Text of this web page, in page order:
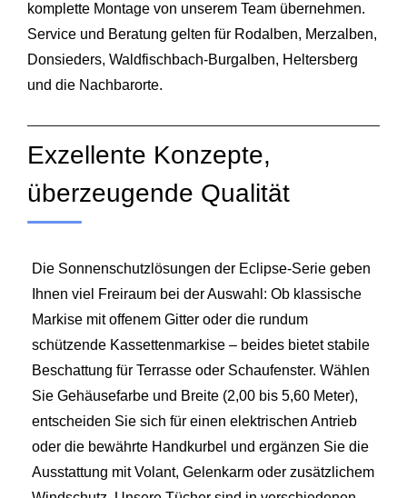
komplette Montage von unserem Team übernehmen.
Service und Beratung gelten für Rodalben, Merzalben,
Donsieders, Waldfischbach‑Burgalben, Heltersberg
und die Nachbarorte.
Exzellente Konzepte,
überzeugende Qualität
Die Sonnenschutzlösungen der Eclipse‑Serie geben
Ihnen viel Freiraum bei der Auswahl: Ob klassische
Markise mit offenem Gitter oder die rundum
schützende Kassettenmarkise – beides bietet stabile
Beschattung für Terrasse oder Schaufenster. Wählen
Sie Gehäusefarbe und Breite (2,00 bis 5,60 Meter),
entscheiden Sie sich für einen elektrischen Antrieb
oder die bewährte Handkurbel und ergänzen Sie die
Ausstattung mit Volant, Gelenkarm oder zusätzlichem